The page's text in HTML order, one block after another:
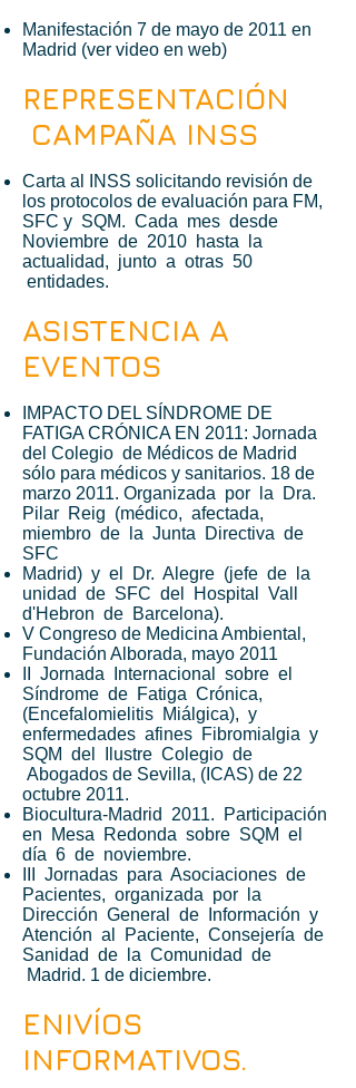
Manifestación 7 de mayo de 2011 en
Madrid (ver video en web)
REPRESENTACIÓN
CAMPAÑA INSS
Carta al INSS solicitando revisión de
los protocolos de evaluación para FM,
SFC y SQM. Cada mes desde
Noviembre de 2010 hasta la
actualidad, junto a otras 50
entidades.
ASISTENCIA A
EVENTOS
IMPACTO DEL SÍNDROME DE
FATIGA CRÓNICA EN 2011: Jornada
del Colegio de Médicos de Madrid
sólo para médicos y sanitarios. 18 de
marzo 2011. Organizada por la Dra.
Pilar Reig (médico, afectada,
miembro de la Junta Directiva de
SFC
Madrid) y el Dr. Alegre (jefe de la
unidad de SFC del Hospital Vall
d'Hebron de Barcelona).
V Congreso de Medicina Ambiental,
Fundación Alborada, mayo 2011
II Jornada Internacional sobre el
Síndrome de Fatiga Crónica,
(Encefalomielitis Miálgica), y
enfermedades afines Fibromialgia y
SQM del Ilustre Colegio de
Abogados de Sevilla, (ICAS) de 22
octubre 2011.
Biocultura-Madrid 2011. Participación
en Mesa Redonda sobre SQM el
día 6 de noviembre.
III Jornadas para Asociaciones de
Pacientes, organizada por la
Dirección General de Información y
Atención al Paciente, Consejería de
Sanidad de la Comunidad de
Madrid. 1 de diciembre.
ENIVÍOS
INFORMATIVOS.